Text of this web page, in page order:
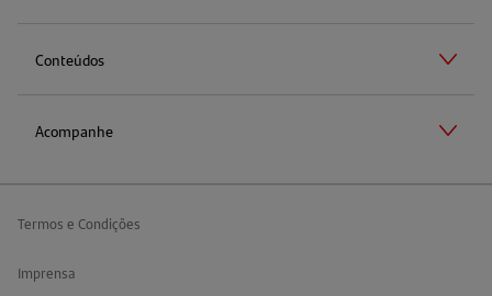
Conteúdos
Acompanhe
Termos e Condições
Imprensa